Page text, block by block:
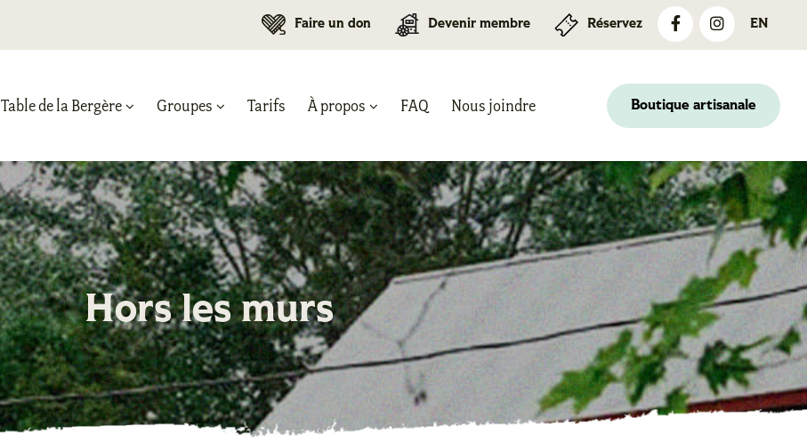
Faire un don Devenir membre Réservez EN
Table de la Bergère Groupes Tarifs À propos FAQ Nous joindre Boutique artisanale
Hors les murs